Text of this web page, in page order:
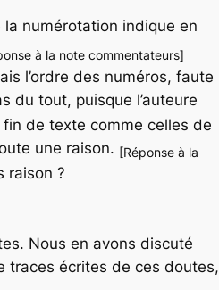
numérotation indique en
à la note commentateurs]
l’ordre des numéros, faute
du tout, puisque l’auteure
de texte comme celles de
une raison. [Réponse à la
raison ?
Nous en avons discuté
traces écrites de ces doutes,